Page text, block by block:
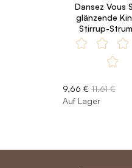
Dansez Vous
glänzende
Stirrup-
9,66 € 11,61 €
Auf Lager